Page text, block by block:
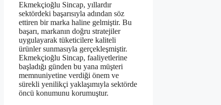
Ekmekçioğlu Sincap, yıllardır
sektördeki başarısıyla adından söz
ettiren bir marka haline gelmiştir. Bu
başarı, markanın doğru stratejiler
uygulayarak tüketicilere kaliteli
ürünler sunmasıyla gerçekleşmiştir.
Ekmekçioğlu Sincap, faaliyetlerine
başladığı günden bu yana müşteri
memnuniyetine verdiği önem ve
sürekli yenilikçi yaklaşımıyla sektörde
öncü konumunu korumuştur.